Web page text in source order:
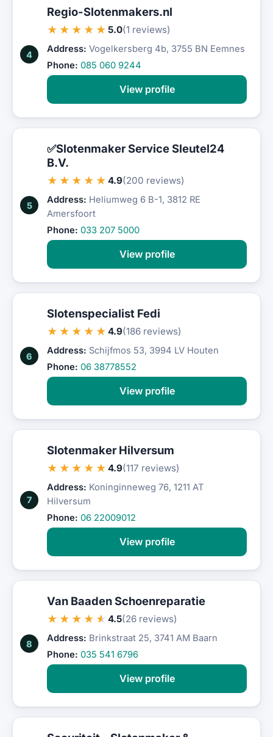
4
Regio-Slotenmakers.nl
★★★★★ 5.0(1 reviews)
Address: Vogelkersberg 4b, 3755 BN Eemnes
Phone: 085 060 9244
View profile
5
✅Slotenmaker Service Sleutel24
B.V.
★★★★★ 4.9(200 reviews)
Address: Heliumweg 6 B-1, 3812 RE
Amersfoort
Phone: 033 207 5000
View profile
6
Slotenspecialist Fedi
★★★★★ 4.9(186 reviews)
Address: Schijfmos 53, 3994 LV Houten
Phone: 06 38778552
View profile
7
Slotenmaker Hilversum
★★★★★ 4.9(117 reviews)
Address: Koninginneweg 76, 1211 AT
Hilversum
Phone: 06 22009012
View profile
8
Van Baaden Schoenreparatie
★★★★★ 4.5(26 reviews)
Address: Brinkstraat 25, 3741 AM Baarn
Phone: 035 541 6796
View profile